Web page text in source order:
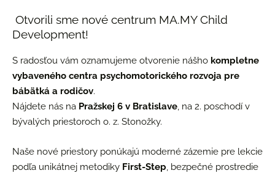
Otvorili sme nové centrum MA.MY Child
Development!
S radosťou vám oznamujeme otvorenie nášho kompletne
vybaveného centra psychomotorického rozvoja pre
bábätká a rodičov.
Nájdete nás na Pražskej 6 v Bratislave, na 2. poschodí v
bývalých priestoroch o. z. Stonožky.
Naše nové priestory ponúkajú moderné zázemie pre lekcie
podľa unikátnej metodiky First-Step, bezpečné prostredie